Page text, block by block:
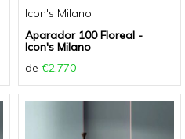
Icon's Milano
Aparador 100 Floreal -
Icon's Milano
de €2.770